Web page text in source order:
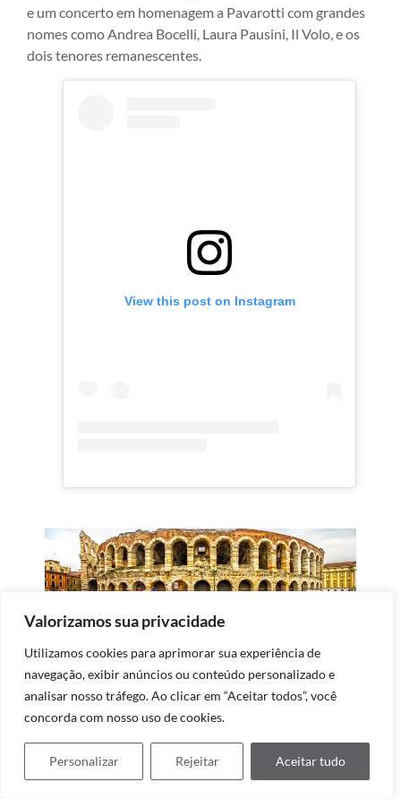
Valorizamos sua privacidade
Utilizamos cookies para aprimorar sua experiência de
navegação, exibir anúncios ou conteúdo personalizado e
analisar nosso tráfego. Ao clicar em “Aceitar todos”, você
concorda com nosso uso de cookies.
Personalizar Rejeitar Aceitar tudo
e um concerto em homenagem a Pavarotti com grandes
nomes como Andrea Bocelli, Laura Pausini, Il Volo, e os
dois tenores remanescentes.
View this post on Instagram
Igrejas
Nesse mês que passei em Verona, visitei com muita
calma 4 igrejas maravilhosas, que não perdem para
histórico: a Basilica di Sant’Anastasia, a Igreja de San
Fermo, a Basílica de San Zeno e a catedral de Verona.